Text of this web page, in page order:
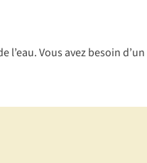
l’eau.Vous avezbesoind’un